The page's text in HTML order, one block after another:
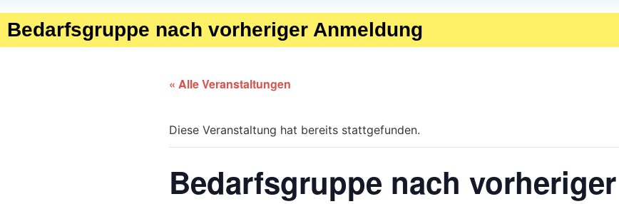
Bedarfsgruppe nach vorheriger Anmeldung
« Alle Veranstaltungen
Diese Veranstaltung hat bereits stattgefunden.
Bedarfsgruppe nach